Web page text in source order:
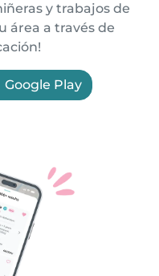
y trabajos de
área a través de
Google Play